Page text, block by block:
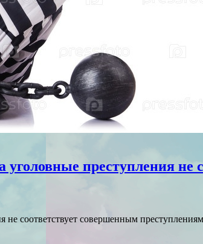
уголовные преступления
соответствует совершенным